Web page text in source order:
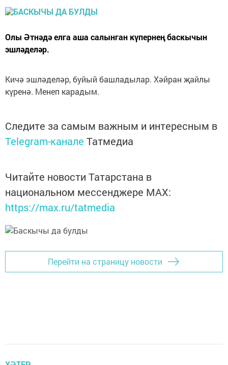
Олы Әтнәдә елга аша салынган күпернең баскычын
эшләделәр.
Кичә эшләделәр, буйый башладылар. Хәйран җайлы
күренә. Менеп карадым.
Следите за самым важным и интересным в
Telegram-канале Татмедиа
Читайте новости Татарстана в
национальном мессенджере MАХ:
https://max.ru/tatmedia
Перейти на страницу новости